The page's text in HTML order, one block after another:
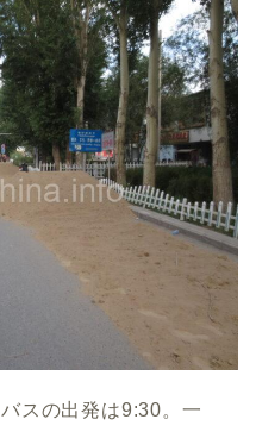
スの出発は9:30。一